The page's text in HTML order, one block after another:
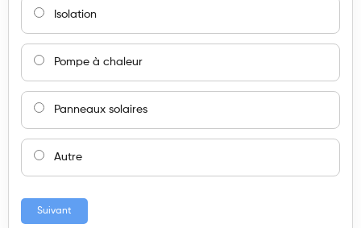
Isolation
Pompe à chaleur
Panneaux solaires
Autre
Suivant